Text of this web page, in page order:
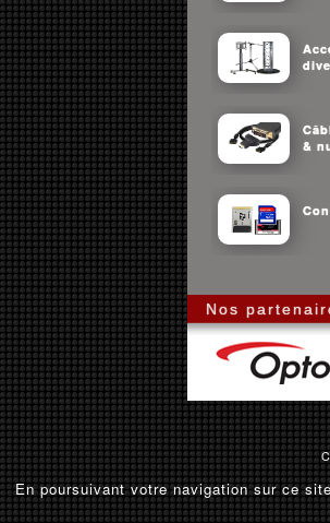
&
Nos
En poursuivant votre navigation sur ce